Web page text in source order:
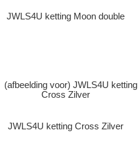
JWLS4U ketting Moon double
JWLS4U ketting Cross Zilver